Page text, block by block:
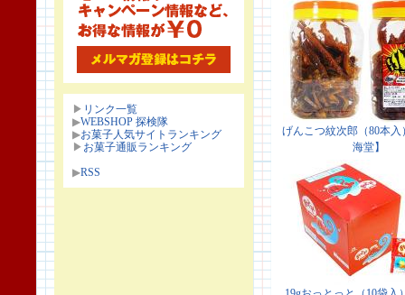
▶ リンク一覧
▶WEBSHOP 探検隊
▶お菓子人気サイトランキング
▶ お菓子通販ランキング
▶RSS